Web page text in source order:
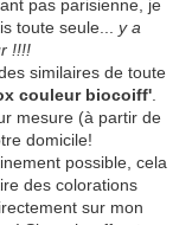
pas parisienne, je
toute seule... y a
!!!!
similaires de toute
couleur biocoiff'
mesure (à partir de
domicile!
possible, cela
des colorations
sur mon